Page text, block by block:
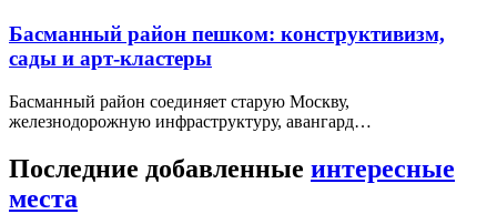
Басманный район пешком: конструктивизм,
сады и арт-кластеры
Басманный район соединяет старую Москву,
железнодорожную инфраструктуру, авангард…
Последние добавленные интересные
места